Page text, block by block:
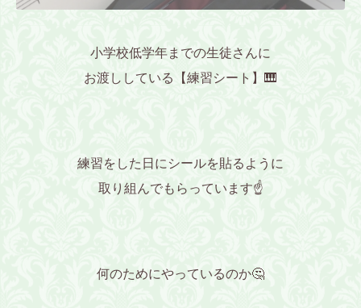
小学校低学年までの生徒さんに
お渡ししている【練習シート】🎹
練習をした日にシールを貼るように
取り組んでもらっています☝
何のためにやっているのか🤔